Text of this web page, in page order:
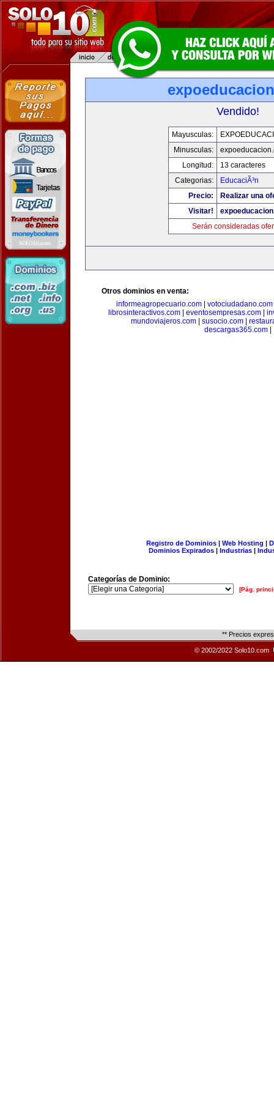
Vendido!
Mayusculas:
Minusculas:
Longitud:
13 caracteres
Categorias:
EducaciÃ³n
Precio:
Realizar una
Visitar!
Serán consideradas
Otros dominios en venta:
informeagropecuario.com| votociudadano.com
librosinteractivos.com| eventosempresas.com|
mundoviajeros.com| susocio.com|
descargas365.com
Registro de Dominios| Web Hosting |
Dominios Expirados | Industrias |
Categorías de Dominio:
[Pág.
** Precios
© 2002/2022 Solo10.com